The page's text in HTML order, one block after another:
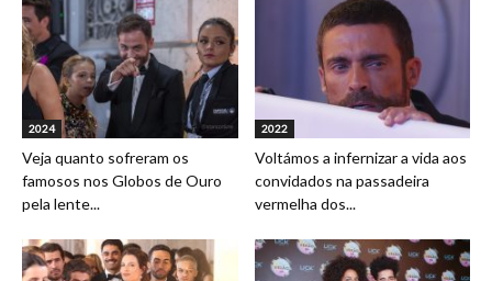
2024
Veja quanto sofreram os
famosos nos Globos de Ouro
pela lente...
2022
Voltámos a infernizar a vida aos
convidados na passadeira
vermelha dos...